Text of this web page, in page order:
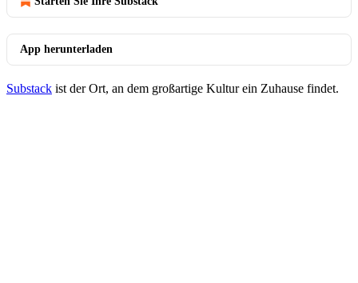
App herunterladen
Substack ist der Ort, an dem großartige Kultur ein Zuhause findet.